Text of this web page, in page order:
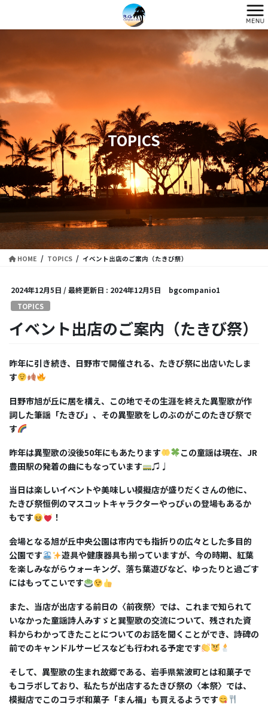
テ
に
移
ゲ
ョ
ン
移
動
TOPICS
HOME TOPICS イベント出店のご案内（たきび祭）
2024年12月5日 / 最終更新日 : 2024年12月5日 bgcompanio1
TOPICS
イベント出店のご案内（たきび祭）
昨年に引き続き、日野市で開催される、たきび祭に出店いたしま
す
日野市旭が丘に居を構え、この地でその生涯を終えた異聖歌が作
詞した筆謡「たきび」、その異聖歌をしのぶのがこのたきび祭で
す
昨年は異聖歌の没後50年にもあたります この童謡は現在、 JR
豊田駅の発着の曲にもなっています
♫♩
当日は楽しいイベントや美味しい模擬店が盛りだくさんの他に、
たきび祭恒例のマスコットキャラクターやっぴぃの登場もあるか
もです
！
会場となる旭が丘中央公園は市内でも指折りの広々とした多目的
公園です
遊具や健康器具も揃っていますが、今の時期、紅葉
を楽しみながらウォーキング、落ち葉遊びなど、ゆったりと過ごす
にはもってこいです
また、当店が出店する前日の〈前夜祭〉では、これまで知られて
いなかった童謡詩人みすゞと巽聖歌の交流について、残された資
料からわかってきたことについてのお話を聞くことができ、詩碑の
前でのキャンドルサービスなども行われる予定です
そして、異聖歌の生まれ故郷である、岩手県紫波町とは和菓子で
もコラボしており、私たちが出店するたきび祭の〈本祭〉では、
模擬店でこのコラボ和菓子「まん福」も買えるようです